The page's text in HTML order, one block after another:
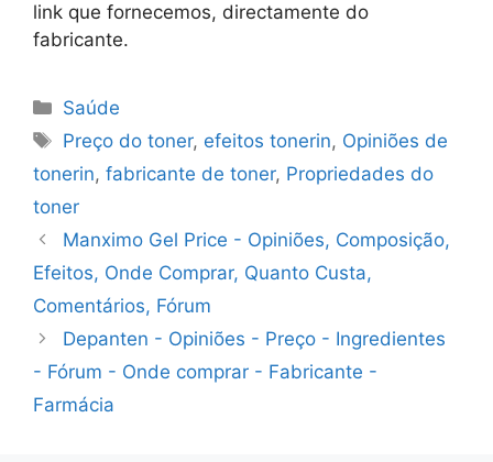
link que fornecemos, directamente do
fabricante.
Categorias
Saúde
Etiquetas
Preço do toner, efeitos tonerin, Opiniões de
tonerin, fabricante de toner, Propriedades do
toner
Manximo Gel Price - Opiniões, Composição,
Efeitos, Onde Comprar, Quanto Custa,
Comentários, Fórum
Depanten - Opiniões - Preço - Ingredientes
- Fórum - Onde comprar - Fabricante -
Farmácia